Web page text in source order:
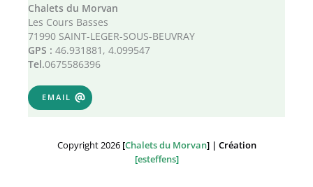
Chalets du Morvan
Les Cours Basses
71990 SAINT-LEGER-SOUS-BEUVRAY
GPS : 46.931881, 4.099547
Tel.0675586396
EMAIL
Copyright 2026 [Chalets du Morvan] | Création
[esteffens]